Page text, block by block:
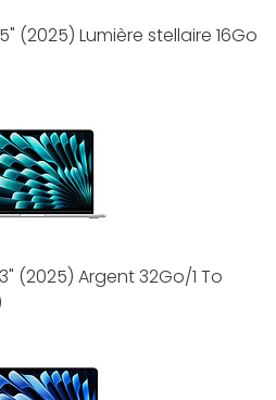
(2025) Lumière stellaire 16Go
(2025) Argent 32Go/1 To